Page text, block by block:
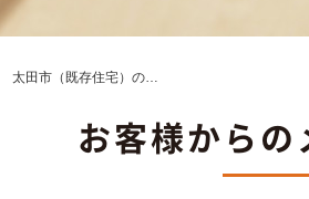
太田市（既存住宅）の…
お客様からの